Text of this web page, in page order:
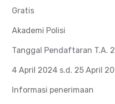
Gratis
Akademi Polisi
Tanggal Pendaftaran T.A.
4 April 2024 s.d. 25 April
Informasi penerimaan